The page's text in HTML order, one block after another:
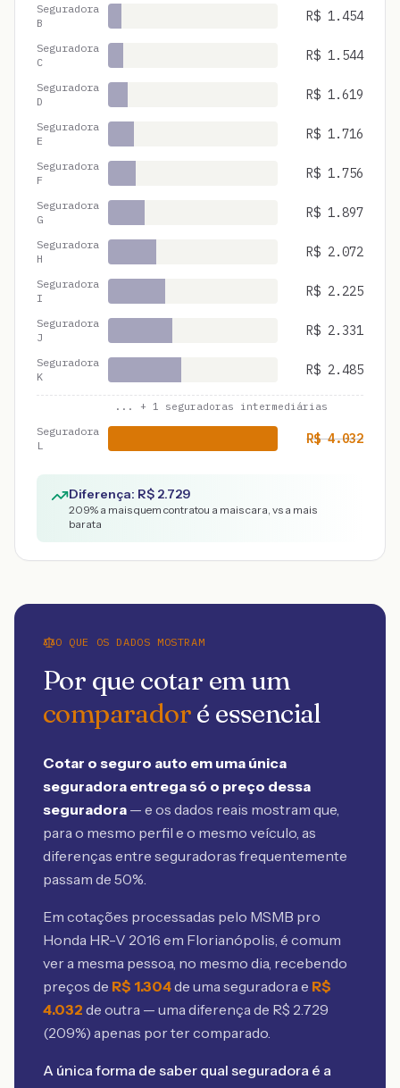
Seguradora
B
R$ 1.454
Seguradora
C
R$ 1.544
Seguradora
D
R$ 1.619
Seguradora
E
R$ 1.716
Seguradora
F
R$ 1.756
Seguradora
G
R$ 1.897
Seguradora
H
R$ 2.072
Seguradora
I
R$ 2.225
Seguradora
J
R$ 2.331
Seguradora
K
R$ 2.485
... + 1 seguradoras intermediárias
Seguradora
L
R$4.032
Diferença: R$ 2.729
209% a mais quem contratou a mais cara, vs a mais
barata
O QUE OS DADOS MOSTRAM
Por que cotar em um
comparadoré essencial
Cotar o seguro auto em uma única
seguradora entrega só o preço dessa
seguradora — e os dados reais mostram que,
para o mesmo perfil e o mesmo veículo, as
diferenças entre seguradoras frequentemente
passam de 50%.
Em cotações processadas pelo MSMB pro
Honda HR-V 2016 em Florianópolis, é comum
ver a mesma pessoa, no mesmo dia, recebendo
preços de R$ 1.304de uma seguradora e R$
4.032 de outra — uma diferença de R$ 2.729
(209%) apenas por ter comparado.
A única forma de saber qual seguradora é a